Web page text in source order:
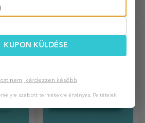
amelyekkel bármelyik
italát.
KUPON KÜLDÉSE
nem, kérdezzen később
szabott termékekre érvényes. Feltételek